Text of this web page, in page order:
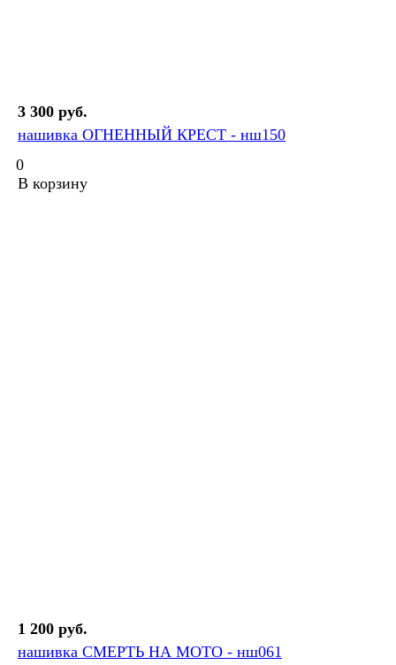
3 300 руб.
нашивка ОГНЕННЫЙ КРЕСТ - нш150
0
В корзину
1 200 руб.
нашивка СМЕРТЬ НА МОТО - нш061